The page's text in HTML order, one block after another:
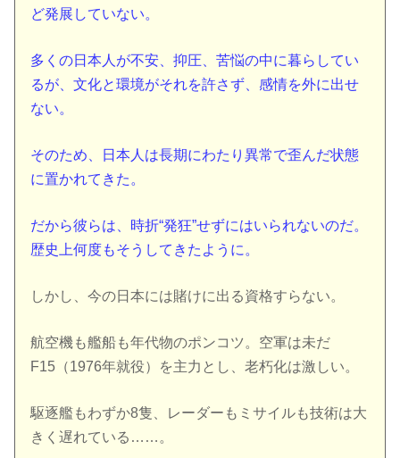
ど発展していない。
多くの日本人が不安、抑圧、苦悩の中に暮らしてい
るが、文化と環境がそれを許さず、感情を外に出せ
ない。
そのため、日本人は長期にわたり異常で歪んだ状態
に置かれてきた。
だから彼らは、時折“発狂”せずにはいられないのだ。
歴史上何度もそうしてきたように。
しかし、今の日本には賭けに出る資格すらない。
航空機も艦船も年代物のポンコツ。空軍は未だ
F15（1976年就役）を主力とし、老朽化は激しい。
駆逐艦もわずか8隻、レーダーもミサイルも技術は大
きく遅れている……。